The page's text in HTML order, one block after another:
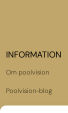
INFORMATION
Om poolvision
Poolvision-blog